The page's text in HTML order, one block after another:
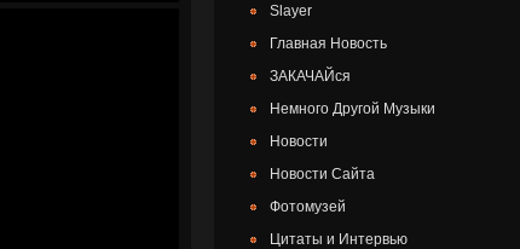
Slayer
Главная Новость
ЗАКАЧАЙся
Немного Другой Музыки
Новости
Новости Сайта
Фотомузей
Цитаты и Интервью